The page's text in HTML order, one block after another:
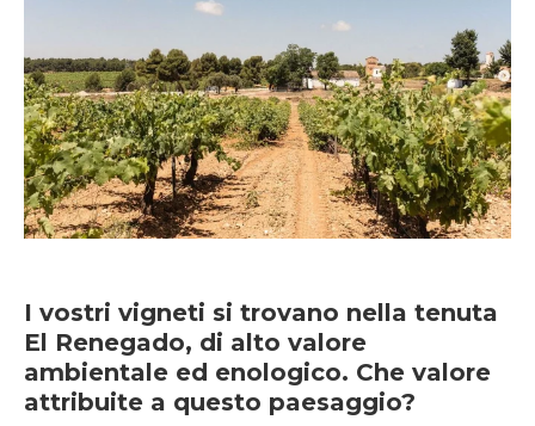
I vostri vigneti si trovano nella tenuta
El Renegado, di alto valore
ambientale ed enologico. Che valore
attribuite a questo paesaggio?